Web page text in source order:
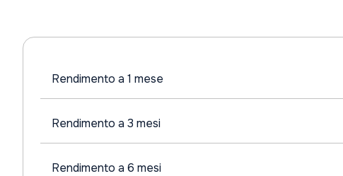
Rendimento a 1 mese
Rendimento a 3 mesi
Rendimento a 6 mesi